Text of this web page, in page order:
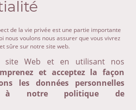
de la vie privée est une partie importante
nous voulons nous assurer que vous vivrez
sûre sur notre site web.
site Web et en utilisant nos
et acceptez la façon
les données personnelles
à notre politique de